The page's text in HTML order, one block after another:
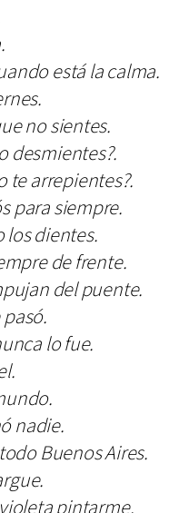
está la calma.
no sientes.
desmientes?.
te arrepientes?.
para siempre.
los dientes.
de frente.
del puente.
lo fue.
nadie.
Buenos Aires.